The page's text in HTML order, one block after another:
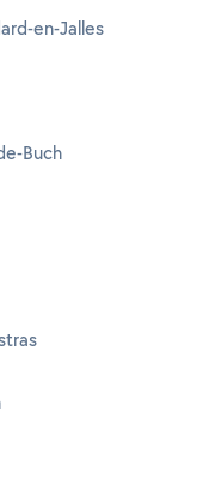
en-Jalles
Buch